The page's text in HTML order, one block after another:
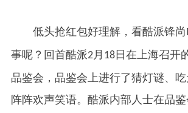
低头抢红包好理解，看酷派锋尚
事呢？回首酷派2月 18日在上海召开
品鉴会，品鉴会上进行了猜灯谜、
阵阵欢声笑语。酷派内部人士在品